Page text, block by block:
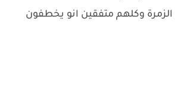
وكلهم متفقين انو يخطفون